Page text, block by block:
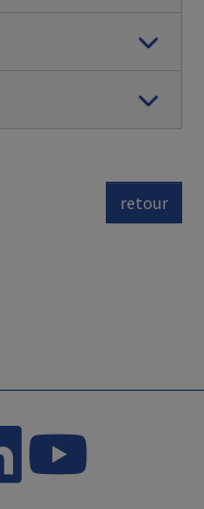
retour